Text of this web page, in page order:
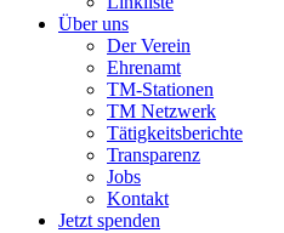
Über uns
Der Verein
Ehrenamt
TM-Stationen
TM Netzwerk
Tätigkeitsberichte
Transparenz
Jobs
Kontakt
Jetzt spenden